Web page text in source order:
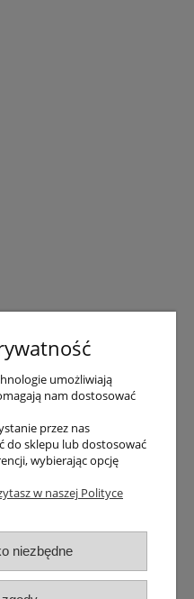
/Zaloguj się
umożliwiają
nam dostosować
przez nas
do sklepu lub dostosować
wybierając opcję
w naszej Polityce
niezbędne